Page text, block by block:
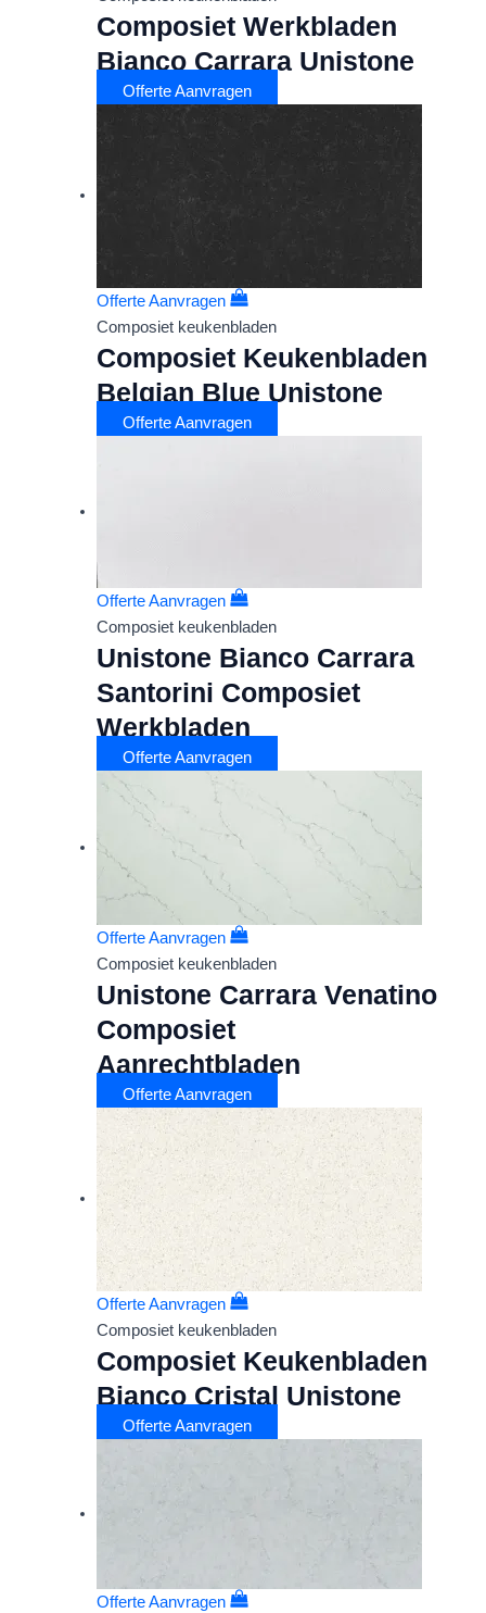
Composiet Werkbladen
Bianco Carrara Unistone
Offerte Aanvragen
Offerte Aanvragen
Composiet keukenbladen
Composiet Keukenbladen
Belgian Blue Unistone
Offerte Aanvragen
Offerte Aanvragen
Composiet keukenbladen
Unistone Bianco Carrara
Santorini Composiet
Werkbladen
Offerte Aanvragen
Offerte Aanvragen
Composiet keukenbladen
Unistone Carrara Venatino
Composiet
Aanrechtbladen
Offerte Aanvragen
Offerte Aanvragen
Composiet keukenbladen
Composiet Keukenbladen
Bianco Cristal Unistone
Offerte Aanvragen
Offerte Aanvragen